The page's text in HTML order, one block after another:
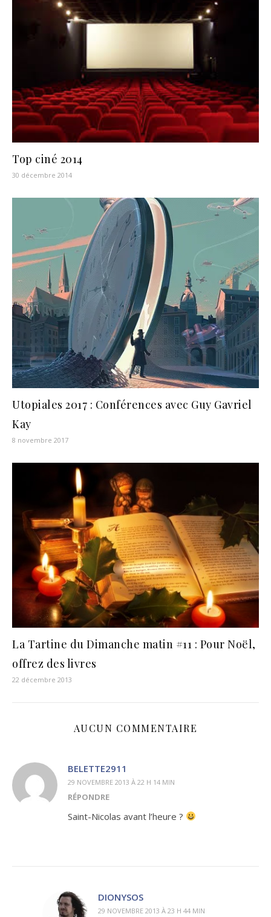
Top ciné 2014
30 décembre 2014
Utopiales 2017 : Conférences avec Guy Gavriel
Kay
8 novembre 2017
La Tartine du Dimanche matin #11 : Pour Noël,
offrez des livres
22 décembre 2013
AUCUN COMMENTAIRE
BELETTE2911
29 NOVEMBRE 2013 À 22 H 14 MIN
RÉPONDRE
Saint-Nicolas avant l’heure ?
DIONYSOS
29 NOVEMBRE 2013 À 23 H 44 MIN